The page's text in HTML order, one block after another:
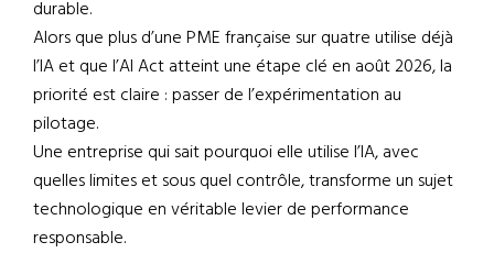
durable.
Alors que plus d’une PME française sur quatre utilise déjà
l’IA et que l’AI Act atteint une étape clé en août 2026, la
priorité est claire : passer de l’expérimentation au
pilotage.
Une entreprise qui sait pourquoi elle utilise l’IA, avec
quelles limites et sous quel contrôle, transforme un sujet
technologique en véritable levier de performance
responsable.